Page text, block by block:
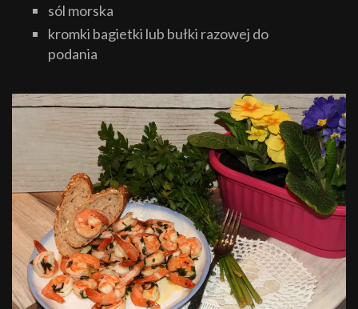
sól morska
kromki bagietki lub bułki razowej do
podania